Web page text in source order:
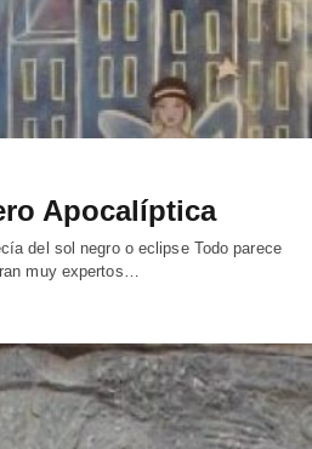
Apocalíptica
del sol negro o eclipse Todo parece
muy expertos…